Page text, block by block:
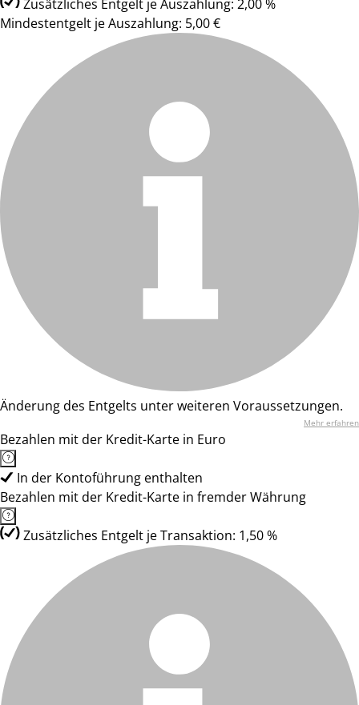
Zusätzliches Entgelt je Auszahlung: 2,00 %
Mindestentgelt je Auszahlung: 5,00 €
Änderung des Entgelts unter weiteren Voraussetzungen.
Mehr erfahren
Bezahlen mit der Kredit-Karte in Euro
In der Kontoführung enthalten
Bezahlen mit der Kredit-Karte in fremder Währung
Zusätzliches Entgelt je Transaktion: 1,50 %